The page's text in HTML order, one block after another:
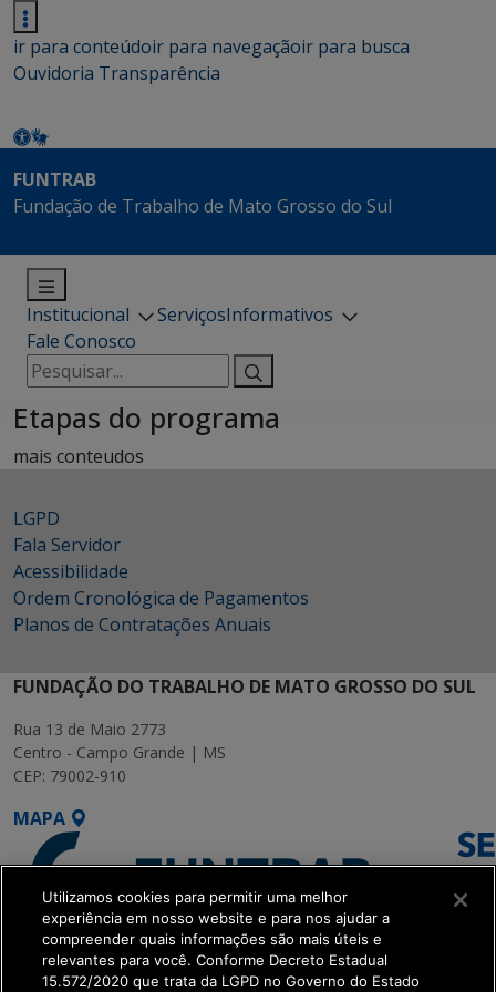
ir para conteúdoir para navegaçãoir para busca
Ouvidoria Transparência
FUNTRAB
Fundação de Trabalho de Mato Grosso do Sul
Institucional ServiçosInformativos
Fale Conosco
Pesquisar
por:
Etapas do programa
mais conteudos
LGPD
Fala Servidor
Acessibilidade
Ordem Cronológica de Pagamentos
Planos de Contratações Anuais
FUNDAÇÃO DO TRABALHO DE MATO GROSSO DO SUL
Rua 13 de Maio 2773
Centro - Campo Grande | MS
CEP: 79002-910
MAPA
Utilizamos cookies para permitir uma melhor
experiência em nosso website e para nos ajudar a
compreender quais informações são mais úteis e
relevantes para você. Conforme Decreto Estadual
15.572/2020 que trata da LGPD no Governo do Estado